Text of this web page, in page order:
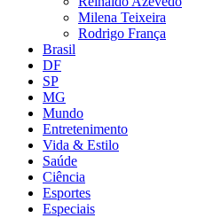
Milena Teixeira
Rodrigo França
Brasil
DF
SP
MG
Mundo
Entretenimento
Vida & Estilo
Saúde
Ciência
Esportes
Especiais